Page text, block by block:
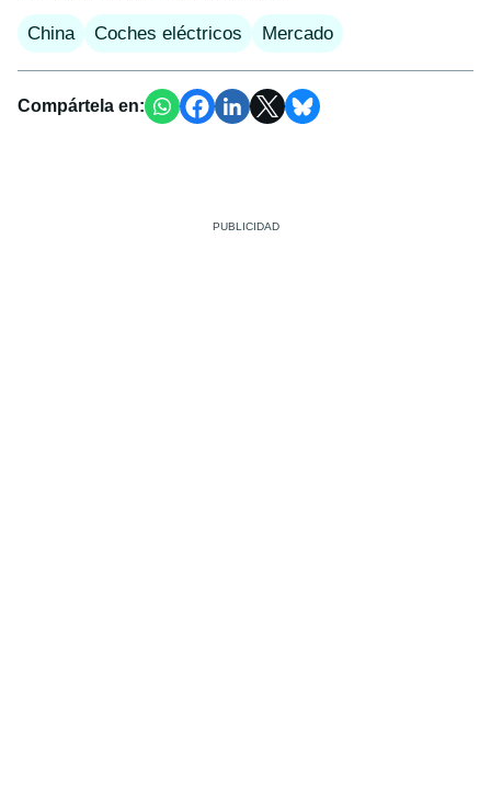
China Coches eléctricos Mercado
Compártela en: